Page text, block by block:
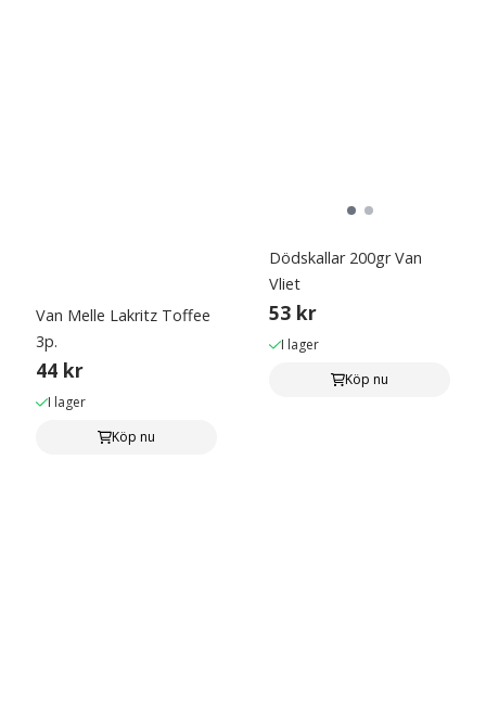
Van Melle Lakritz Toffee
3p.
44 kr
I lager
Köp nu
Dödskallar 200gr Van
Vliet
53 kr
I lager
Köp nu